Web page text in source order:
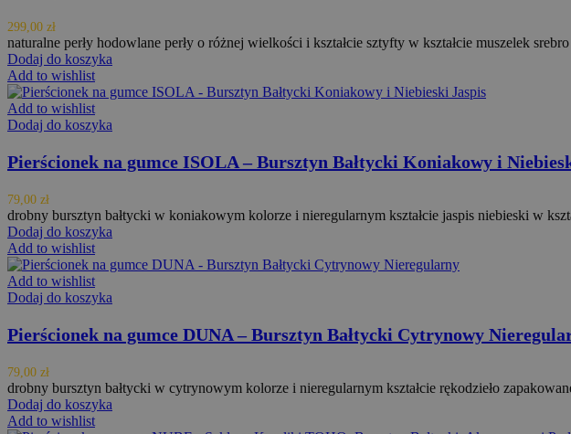
299,00 zł
naturalne perły hodowlane perły o różnej wielkości i kształcie sztyfty w kształcie muszelek
Dodaj do koszyka
Add to wishlist
Add to wishlist
Dodaj do koszyka
Pierścionek na gumce ISOLA – Bursztyn Bałtycki Koniakowy i
79,00 zł
drobny bursztyn bałtycki w koniakowym kolorze i nieregularnym kształcie jaspis niebieski w
Dodaj do koszyka
Add to wishlist
Add to wishlist
Dodaj do koszyka
Pierścionek na gumce DUNA – Bursztyn Bałtycki Cytrynowy
79,00 zł
drobny bursztyn bałtycki w cytrynowym kolorze i nieregularnym kształcie rękodzieło
Dodaj do koszyka
Add to wishlist